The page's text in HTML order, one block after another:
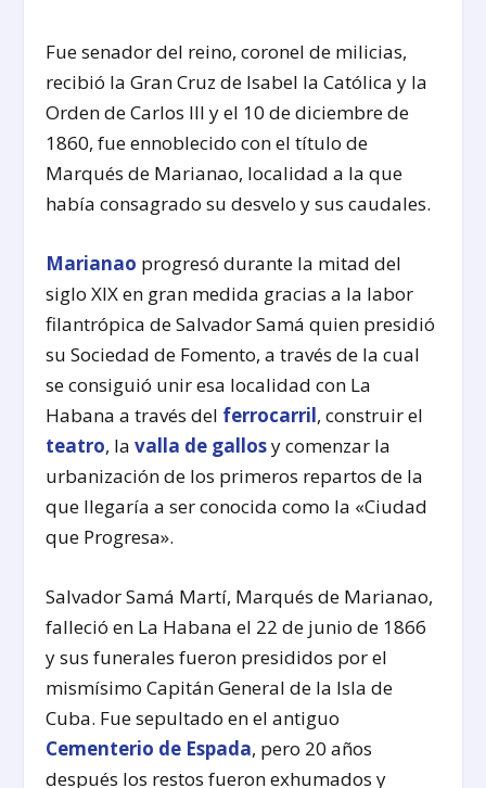
Fue senador del reino, coronel de milicias,
recibió la Gran Cruz de Isabel la Católica y la
Orden de Carlos III y el 10 de diciembre de
1860, fue ennoblecido con el título de
Marqués de Marianao, localidad a la que
había consagrado su desvelo y sus caudales.
Marianao progresó durante la mitad del
siglo XIX en gran medida gracias a la labor
filantrópica de Salvador Samá quien presidió
su Sociedad de Fomento, a través de la cual
se consiguió unir esa localidad con La
Habana a través del ferrocarril, construir el
teatro, lavalla de gallosy comenzar la
urbanización de los primeros repartos de la
que llegaría a ser conocida como la «Ciudad
que Progresa».
Salvador Samá Martí, Marqués de Marianao,
falleció en La Habana el 22 de junio de 1866
y sus funerales fueron presididos por el
mismísimo Capitán General de la Isla de
Cuba. Fue sepultado en el antiguo
Cementerio de Espada, pero 20 años
después los restos fueron exhumados y